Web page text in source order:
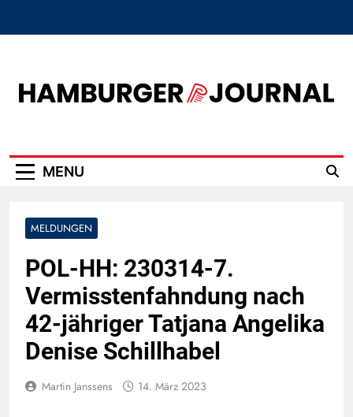
MENU
MELDUNGEN
POL-HH: 230314-7.
Vermisstenfahndung nach
42-jähriger Tatjana Angelika
Denise Schillhabel
Martin Janssens 14. März 2023